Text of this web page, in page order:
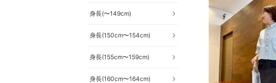
身長(〜149cm)
身長(150cm〜154cm)
身長(155cm〜159cm)
身長(160cm〜164cm)